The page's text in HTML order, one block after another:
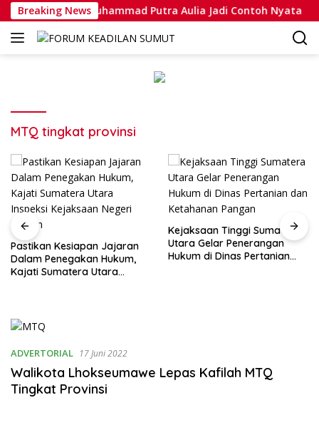
Langsung
ke
konten
Breaking News
Bripda Muhammad Putra Aulia Jadi Contoh Nyata
MTQ tingkat provinsi
Jajaran
Hukum,
Utara
Kejaksaan Tinggi Sumatera
Utara Gelar Penerangan
Hukum di Dinas Pertanian
dan Ketahanan Pangan
ADVERTORIAL 17 Juni 2022
Walikota Lhokseumawe Lepas Kafilah MTQ
Tingkat Provinsi